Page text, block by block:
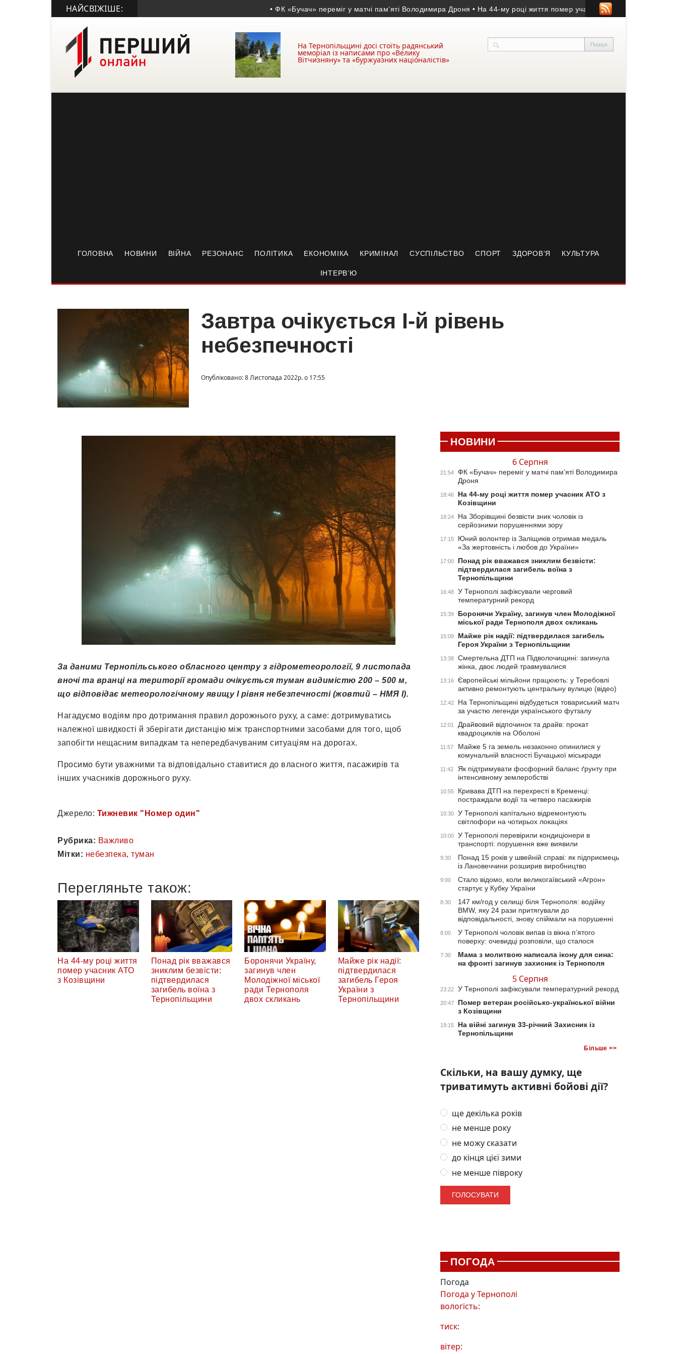
НАЙСВІЖІШЕ: • ФК «Бучач» переміг у матчі пам’яті Володимира Дроня • На 44-му році життя помер учасник АТО з Козівщини
На Тернопільщині досі стоїть радянський
меморіал із написами про «Велику
Вітчизняну» та «буржуазних націоналістів»
ГОЛОВНА НОВИНИ ВІЙНА РЕЗОНАНС ПОЛІТИКА ЕКОНОМІКА КРИМІНАЛ СУСПІЛЬСТВО СПОРТ ЗДОРОВ’Я КУЛЬТУРА
ІНТЕРВ’Ю
Завтра очікується І-й рівень
небезпечності
Опубліковано: 8 Листопада 2022р. о 17:55
За даними Тернопільського обласного центру з гідрометеорології, 9 листопада
вночі та вранці на території громади очікується туман видимістю 200 – 500 м,
що відповідає метеорологічному явищу І рівня небезпечності (жовтий – НМЯ І).
Нагадуємо водіям про дотримання правил дорожнього руху, а саме: дотримуватись
належної швидкості й зберігати дистанцію між транспортними засобами для того, щоб
запобігти нещасним випадкам та непередбачуваним ситуаціям на дорогах.
Просимо бути уважними та відповідально ставитися до власного життя, пасажирів та
інших учасників дорожнього руху.
Джерело: Тижневик "Номер один"
Рубрика: Важливо
Мітки: небезпека, туман
Перегляньте також:
На 44-му році життя
помер учасник АТО
з Козівщини
Понад рік вважався
зниклим безвісти:
підтвердилася
загибель воїна з
Тернопільщини
Боронячи Україну,
загинув член
Молодіжної міської
ради Тернополя
двох скликань
Майже рік надії:
підтвердилася
загибель Героя
України з
Тернопільщини
НОВИНИ
6 Серпня
21:54
ФК «Бучач» переміг у матчі пам’яті Володимира
Дроня
18:46
На 44-му році життя помер учасник АТО з
Козівщини
18:24
На Зборівщині безвісти зник чоловік із
серйозними порушеннями зору
17:15
Юний волонтер із Заліщиків отримав медаль
«За жертовність і любов до України»
17:00
Понад рік вважався зниклим безвісти:
підтвердилася загибель воїна з
Тернопільщини
16:48
У Тернополі зафіксували черговий
температурний рекорд
15:39
Боронячи Україну, загинув член Молодіжної
міської ради Тернополя двох скликань
15:09
Майже рік надії: підтвердилася загибель
Героя України з Тернопільщини
13:38
Смертельна ДТП на Підволочищині: загинула
жінка, двоє людей травмувалися
13:16
Європейські мільйони працюють: у Теребовлі
активно ремонтують центральну вулицю (відео)
12:42
На Тернопільщині відбудеться товариський матч
за участю легенди українського футзалу
12:01
Драйвовий відпочинок та драйв: прокат
квадроциклів на Оболоні
11:57
Майже 5 га земель незаконно опинилися у
комунальній власності Бучацької міськради
11:42
Як підтримувати фосфорний баланс ґрунту при
інтенсивному землеробстві
10:55
Кривава ДТП на перехресті в Кременці:
постраждали водії та четверо пасажирів
10:30
У Тернополі капітально відремонтують
світлофори на чотирьох локаціях
10:00
У Тернополі перевірили кондиціонери в
транспорті: порушення вже виявили
9:30
Понад 15 років у швейній справі: як підприємець
із Лановеччини розширив виробництво
9:00
Стало відомо, коли великогаївський «Агрон»
стартує у Кубку України
8:30
147 км/год у селищі біля Тернополя: водійку
BMW, яку 24 рази притягували до
відповідальності, знову спіймали на порушенні
8:00
У Тернополі чоловік випав із вікна п’ятого
поверху: очевидці розповіли, що сталося
7:30
Мама з молитвою написала ікону для сина:
на фронті загинув захисник із Тернополя
5 Серпня
23:22 У Тернополі зафіксували температурний рекорд
20:47
Помер ветеран російсько-української війни
з Козівщини
19:15
На війні загинув 33-річний Захисник із
Тернопільщини
Більше >>
Скільки, на вашу думку, ще
триватимуть активні бойові дії?
ще декілька років
не менше року
не можу сказати
до кінця цієї зими
не менше півроку
ПОГОДА
Погода
Погода уТернополі
вологість:
тиск:
вітер: